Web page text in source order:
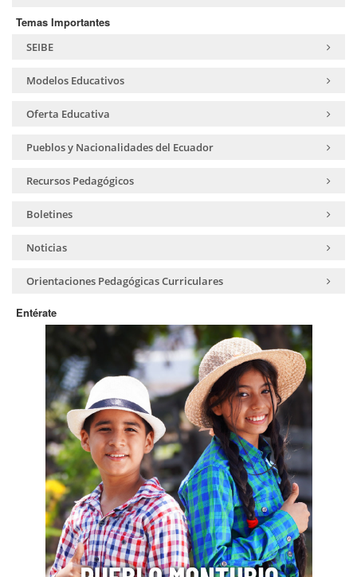
Temas Importantes
SEIBE
Modelos Educativos
Oferta Educativa
Pueblos y Nacionalidades del Ecuador
Recursos Pedagógicos
Boletines
Noticias
Orientaciones Pedagógicas Curriculares
Entérate